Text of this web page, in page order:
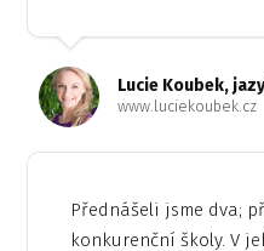
Lucie Koubek,
www.luciekoubek.cz
Přednášeli jsme dva;
konkurenční školy. V